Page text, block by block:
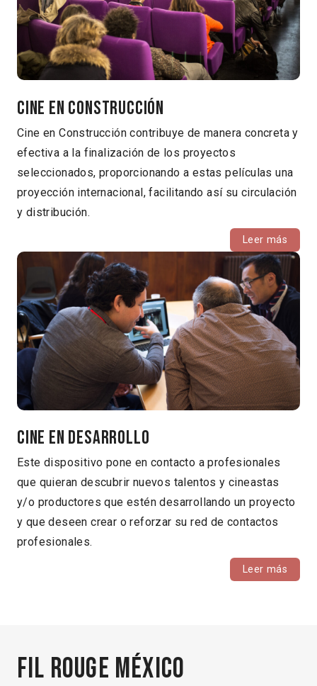
Cine en Construcción
Cine en Construcción contribuye de manera concreta y
efectiva a la finalización de los proyectos
seleccionados, proporcionando a estas películas una
proyección internacional, facilitando así su circulación
y distribución.
Leer más
Cine en Desarrollo
Este dispositivo pone en contacto a profesionales
que quieran descubrir nuevos talentos y cineastas
y/o productores que estén desarrollando un proyecto
y que deseen crear o reforzar su red de contactos
profesionales.
Leer más
Fil Rouge México